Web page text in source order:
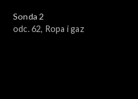
Sonda 2
odc. 62, Ropa i gaz